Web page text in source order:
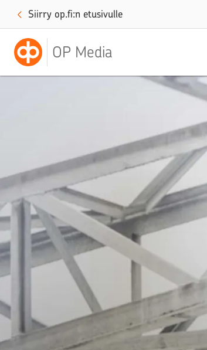
Siirry op.fi:n etusivulle
OP Media